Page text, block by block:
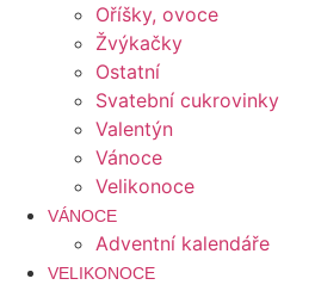
Oříšky, ovoce
Žvýkačky
Ostatní
Svatební cukrovinky
Valentýn
Vánoce
Velikonoce
VÁNOCE
Adventní kalendáře
VELIKONOCE